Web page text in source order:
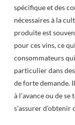
spécifique et des
nécessaires à la
produite est
pour ces vins, ce
consommateurs
particulier dans
de forte demande.
à l’avance ou de
s’assurer